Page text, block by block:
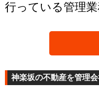
行っている管理
神楽坂の不動産を管理